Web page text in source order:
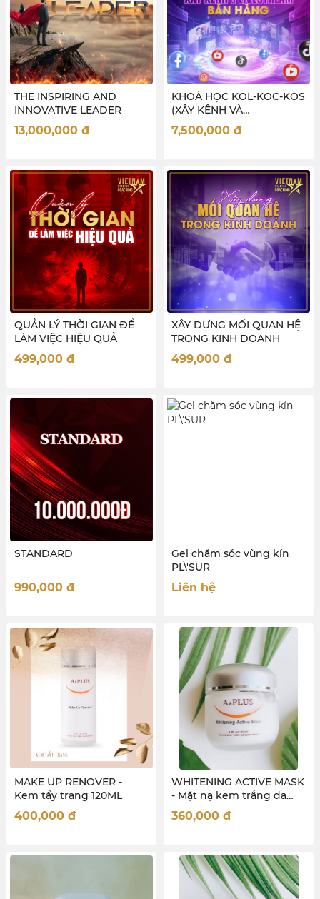
THE INSPIRING AND
INNOVATIVE LEADER
13,000,000 đ
KHOÁ HỌC KOL-KOC-KOS
(XÂY KÊNH VÀ
LIVESTREAM BÁN HÀNG)
7,500,000 đ
QUẢN LÝ THỜI GIAN ĐỂ
LÀM VIỆC HIỆU QUẢ
499,000 đ
XÂY DỰNG MỐI QUAN HỆ
TRONG KINH DOANH
499,000 đ
STANDARD
990,000 đ
Gel chăm sóc vùng kín
PL\'SUR
Liên hệ
MAKE UP RENOVER -
Kem tẩy trang 120ML
400,000 đ
WHITENING ACTIVE MASK
- Mặt nạ kem trắng da
120ml
360,000 đ